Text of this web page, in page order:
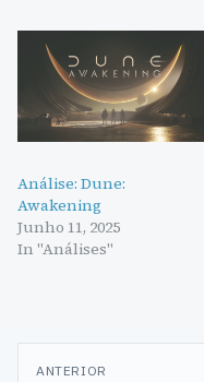
superando largamente o
ritmo de vendas do
anterior sucesso do
estúdio, Conan Exiles, que
demorou cerca de um
ano…
Análise: Dune:
Awakening
Junho 11, 2025
In "Análises"
Navegação
ANTERIOR